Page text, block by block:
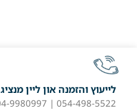
לייעוץ והזמנה און ליין מנציג
054-498-5522 | 04-9980997